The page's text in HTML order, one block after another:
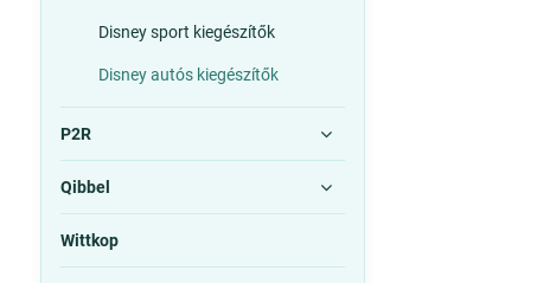
Disney sport kiegészítők
Disney autós kiegészítők
P2R
Qibbel
Wittkop